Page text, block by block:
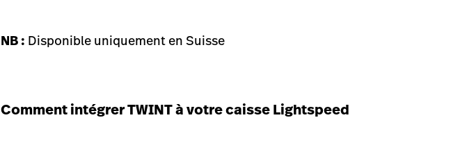
NB : Disponible uniquement en Suisse
Comment intégrerTWINTà votre caisse Lightspeed